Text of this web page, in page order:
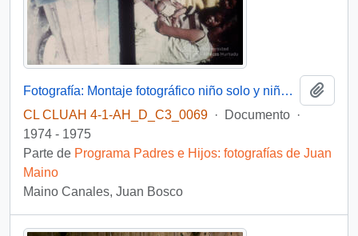
Fotografía: Montaje fotográfico niño solo y niños jugando
CL CLUAH 4-1-AH_D_C3_0069 · Documento ·
1974 - 1975
Parte de Programa Padres e Hijos: fotografías de Juan
Maino
Maino Canales, Juan Bosco